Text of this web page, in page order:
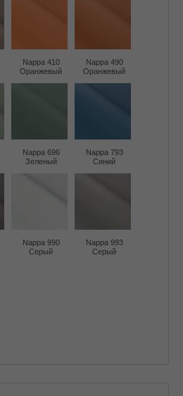
Nappa 410
Оранжевый
Nappa 490
Оранжевый
Nappa 696
Зеленый
Nappa 793
Синий
Nappa 990
Серый
Nappa 993
Серый